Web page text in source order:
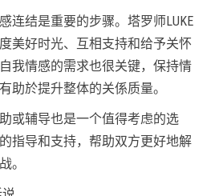
连结是重要的步骤。塔罗师LUKE
美好时光、互相支持和给予关怀
我情感的需求也很关键，保持情
助於提升整体的关係质量。
或辅导也是一个值得考虑的选
指导和支持，帮助双方更好地解
。